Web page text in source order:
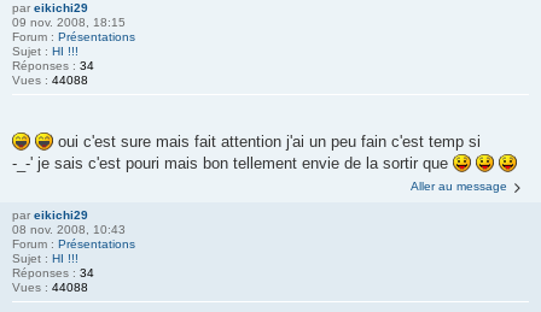
par eikichi29
09 nov. 2008, 18:15
Forum : Présentations
Sujet : HI !!!
Réponses : 34
Vues : 44088
oui c'est sure mais fait attention j'ai un peu fain c'est temp si
-_-' je sais c'est pouri mais bon tellement envie de la sortir que
Aller au message
par eikichi29
08 nov. 2008, 10:43
Forum : Présentations
Sujet : HI !!!
Réponses : 34
Vues : 44088